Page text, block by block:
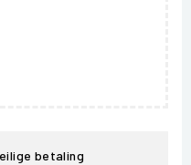
betaling